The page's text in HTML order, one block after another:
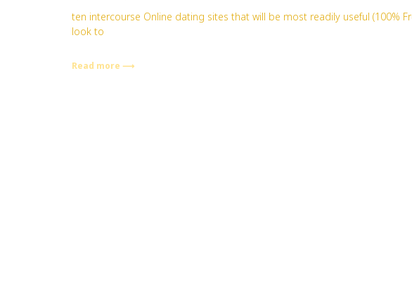
ten intercourse Online dating sites that will be most readily useful (100%
look to
Read more ⟶